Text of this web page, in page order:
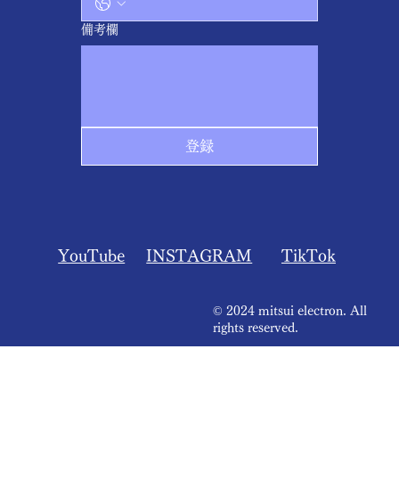
備考欄
登録
​YouTube INSTAGRAM ​TikTok
© 2024 mitsui electron. All
rights reserved.